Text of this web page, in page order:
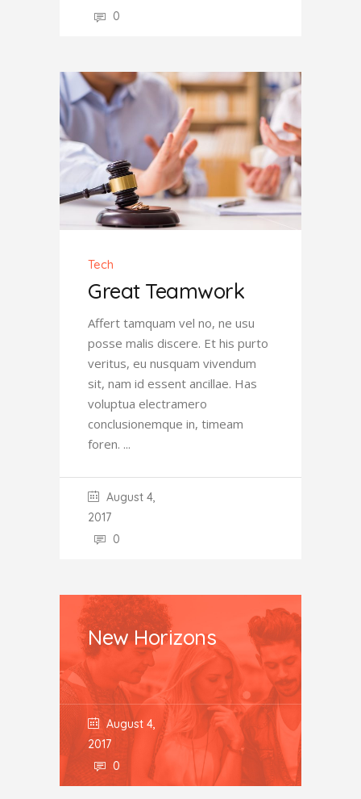
0
Tech
Great Teamwork
Affert tamquam vel no, ne usu
posse malis discere. Et his purto
veritus, eu nusquam vivendum
sit, nam id essent ancillae. Has
voluptua electramero
conclusionemque in, timeam
foren.
August 4,
2017
0
New Horizons
August 4,
2017
0